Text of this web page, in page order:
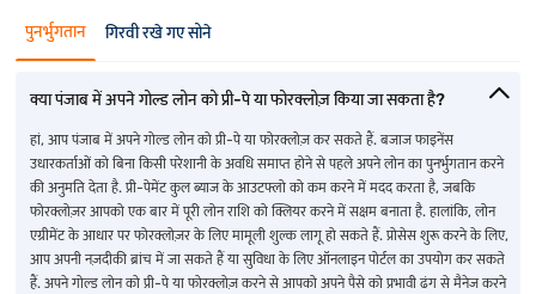
पुनर्भुगतान गिरवी रखे गए सोने
क्या पंजाब में अपने गोल्ड लोन को प्री-पे या फोरक्लोज़ किया जा सकता है?
हां, आप पंजाब में अपने गोल्ड लोन को प्री-पे या फोरक्लोज़ कर सकते हैं. बजाज फाइनेंस
उधारकर्ताओं को बिना किसी परेशानी के अवधि समाप्त होने से पहले अपने लोन का पुनर्भुगतान करने
की अनुमति देता है. प्री-पेमेंट कुल ब्याज के आउटफ्लो को कम करने में मदद करता है, जबकि
फोरक्लोज़र आपको एक बार में पूरी लोन राशि को क्लियर करने में सक्षम बनाता है. हालांकि, लोन
एग्रीमेंट के आधार पर फोरक्लोज़र के लिए मामूली शुल्क लागू हो सकते हैं. प्रोसेस शुरू करने के लिए,
आप अपनी नज़दीकी ब्रांच में जा सकते हैं या सुविधा के लिए ऑनलाइन पोर्टल का उपयोग कर सकते
हैं. अपने गोल्ड लोन को प्री-पे या फोरक्लोज़ करने से आपको अपने पैसे को प्रभावी ढंग से मैनेज करने